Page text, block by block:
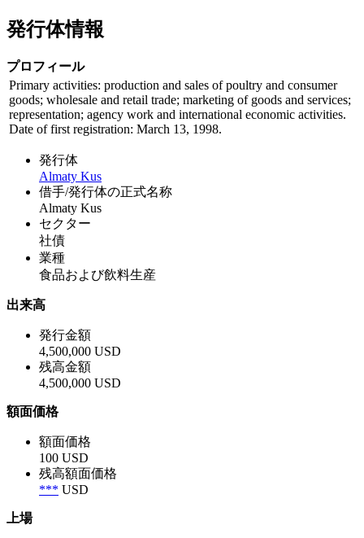
発行体情報
プロフィール
Primary activities: production and sales of poultry and consumer
goods; wholesale and retail trade; marketing of goods and services;
representation; agency work and international economic activities.
Date of first registration: March 13, 1998.
発行体
Almaty Kus
借手/発行体の正式名称
Almaty Kus
セクター
社債
業種
食品および飲料生産
出来高
発行金額
4,500,000 USD
残高金額
4,500,000 USD
額面価格
額面価格
100 USD
残高額面価格
*** USD
上場